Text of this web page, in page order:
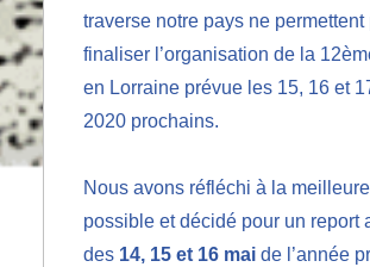
traverse notre pays ne permettent
finaliser l’organisation de la
en Lorraine prévue les 15, 16 et
2020 prochains.
Nous avons réfléchi à la
possible et décidé pour un report
des 14, 15 et 16 maide l’année